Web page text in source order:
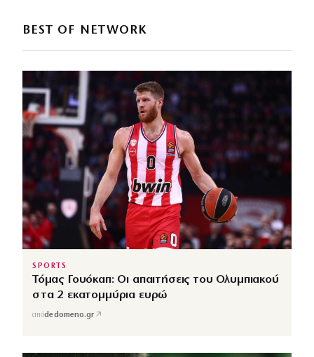
BEST OF NETWORK
SPORTS
Τόμας Γουόκαπ: Οι απαιτήσεις του Ολυμπιακού
στα 2 εκατομμύρια ευρώ
απόdedomeno.gr ↗